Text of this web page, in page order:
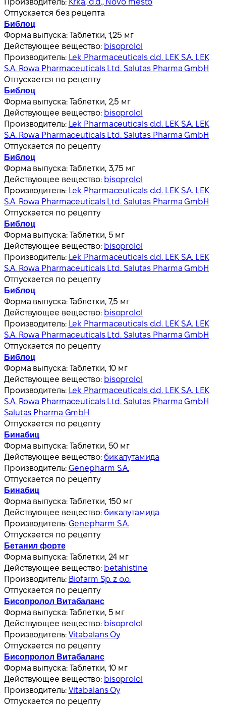
Отпускается без рецепта
Библоц
Форма выпуска: Таблетки, 1,25 мг
Действующее вещество: bisoprolol
Производитель: Lek Pharmaceuticals d.d. LEK S.A. LEK
S.A. Rowa Pharmaceuticals Ltd. Salutas Pharma GmbH
Отпускается по рецепту
Библоц
Форма выпуска: Таблетки, 2,5 мг
Действующее вещество: bisoprolol
Производитель: Lek Pharmaceuticals d.d. LEK S.A. LEK
S.A. Rowa Pharmaceuticals Ltd. Salutas Pharma GmbH
Отпускается по рецепту
Библоц
Форма выпуска: Таблетки, 3,75 мг
Действующее вещество: bisoprolol
Производитель: Lek Pharmaceuticals d.d. LEK S.A. LEK
S.A. Rowa Pharmaceuticals Ltd. Salutas Pharma GmbH
Отпускается по рецепту
Библоц
Форма выпуска: Таблетки, 5 мг
Действующее вещество: bisoprolol
Производитель: Lek Pharmaceuticals d.d. LEK S.A. LEK
S.A. Rowa Pharmaceuticals Ltd. Salutas Pharma GmbH
Отпускается по рецепту
Библоц
Форма выпуска: Таблетки, 7,5 мг
Действующее вещество: bisoprolol
Производитель: Lek Pharmaceuticals d.d. LEK S.A. LEK
S.A. Rowa Pharmaceuticals Ltd. Salutas Pharma GmbH
Отпускается по рецепту
Библоц
Форма выпуска: Таблетки, 10 мг
Действующее вещество: bisoprolol
Производитель: Lek Pharmaceuticals d.d. LEK S.A. LEK
S.A. Rowa Pharmaceuticals Ltd. Salutas Pharma GmbH
Salutas Pharma GmbH
Отпускается по рецепту
Бинабиц
Форма выпуска: Таблетки, 50 мг
Действующее вещество: бикалутамида
Производитель: Genepharm S.A.
Отпускается по рецепту
Бинабиц
Форма выпуска: Таблетки, 150 мг
Действующее вещество: бикалутамида
Производитель: Genepharm S.A.
Отпускается по рецепту
Бетанил форте
Форма выпуска: Таблетки, 24 мг
Действующее вещество: betahistine
Производитель: Biofarm Sp. z o.o.
Отпускается по рецепту
Бисопролол Витабаланс
Форма выпуска: Таблетки, 5 мг
Действующее вещество: bisoprolol
Производитель: Vitabalans Oy
Отпускается по рецепту
Бисопролол Витабаланс
Форма выпуска: Таблетки, 10 мг
Действующее вещество: bisoprolol
Производитель: Vitabalans Oy
Отпускается по рецепту